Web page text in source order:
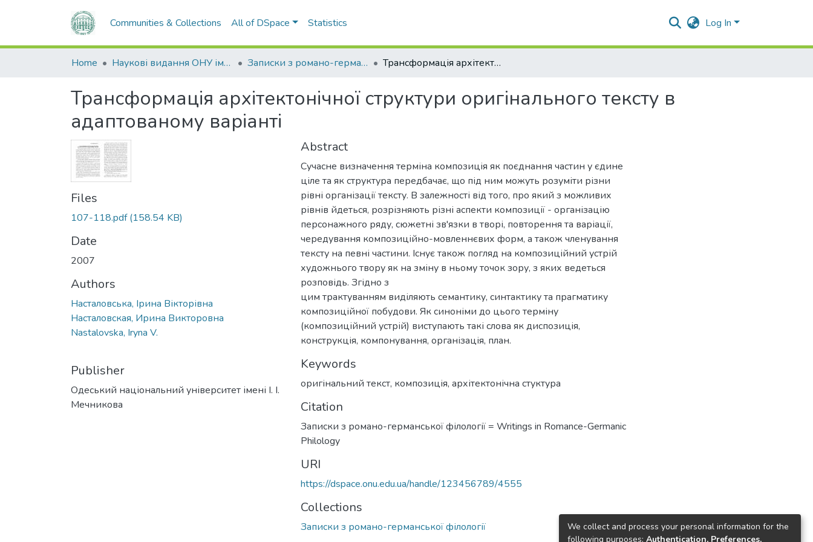
Communities & Collections All of DSpace Statistics Log In
Home Наукові видання ОНУ імені І. І. Мечникова Записки з романо-германської філології Трансформація архітектонічної структури оригінального тексту в адаптованому варіанті
Трансформація архітектонічної структури оригінального тексту в
адаптованому варіанті
Files
107-118.pdf(158.54 KB)
Date
2007
Authors
Насталовська, Ірина Вікторівна
Насталовская, Ирина Викторовна
Nastalovska, Iryna V.
Publisher
Одеський національний університет імені І. І.
Мечникова
Abstract
Сучасне визначення терміна композиція як поєднання частин у єдине
ціле та як структура передбачає, що під ним можуть розуміти різни
рівні організації тексту. В залежності від того, про який з можливих
рівнів йдеться, розрізняють різні аспекти композиції - організацію
персонажного ряду, сюжетні зв'язки в творі, повторення та варіації,
чередування композиційно-мовленнєвих форм, а також членування
тексту на певні частини. Існує також погляд на композиційний устрій
художнього твору як на зміну в ньому точок зору, з яких ведеться
розповідь. Згідно з
цим трактуванням виділяють семантику, синтактику та прагматику
композиційної побудови. Як синоніми до цього терміну
(композиційний устрій) виступають такі слова як диспозиція,
конструкція, компонування, організація, план.
Keywords
оригінальний текст, композиція, архітектонічна стуктура
Citation
Записки з романо-германської філології = Writings in Romance-Germanic
Philology
URI
https://dspace.onu.edu.ua/handle/123456789/4555
Collections
Записки з романо-германської філології
We collect and process your personal information for the
following purposes: Authentication, Preferences,